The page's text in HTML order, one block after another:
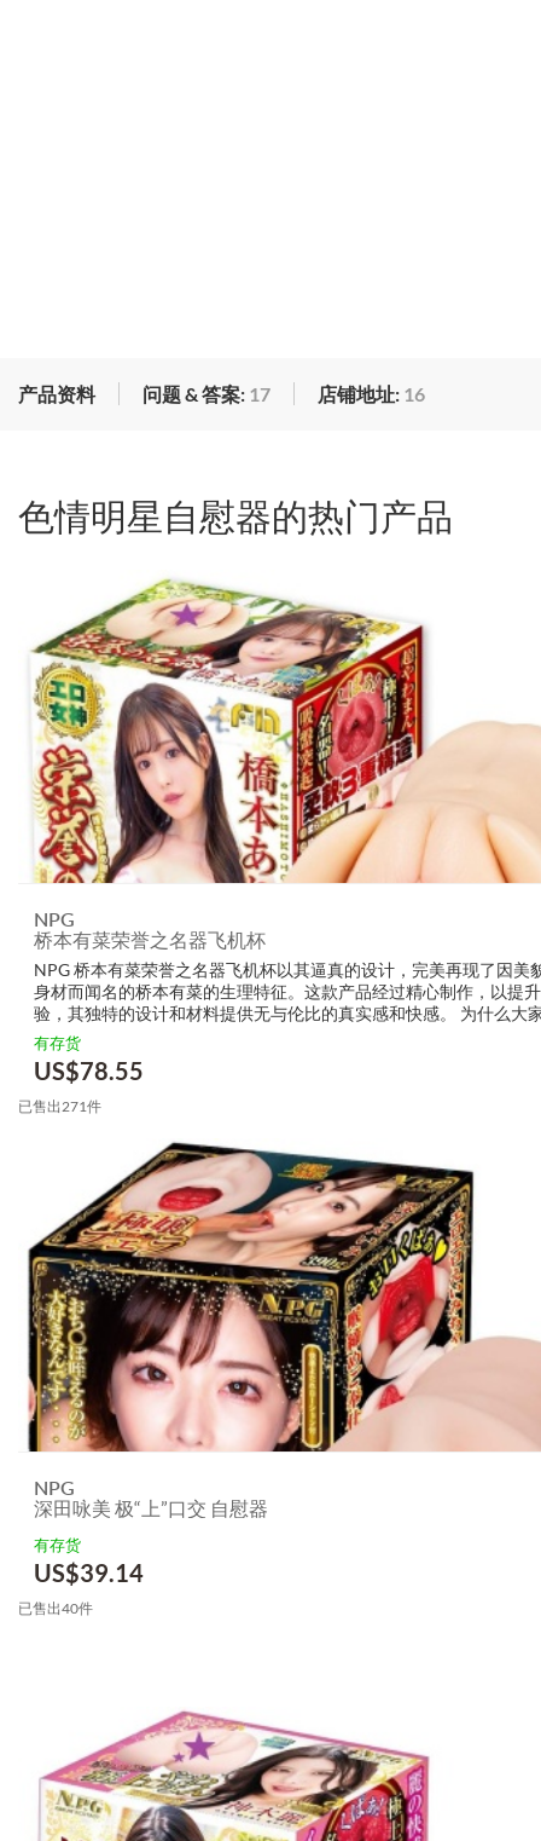
产品资料 问题 & 答案: 17 店铺地址: 16
色情明星自慰器的热门产品
NPG
桥本有菜荣誉之名器飞机杯
NPG 桥本有菜荣誉之名器飞机杯以其逼真的设计，完美再现了因美
身材而闻名的桥本有菜的生理特征。这款产品经过精心制作，以提
验，其独特的设计和材料提供无与伦比的真实感和快感。 为什么大
NPG 桥本有菜荣誉之名器飞机杯 柔软、像皮肤般的质感带来真实的
有存货
US$78.55
已售出271件
NPG
深田咏美 极“上”口交 自慰器
有存货
US$39.14
已售出40件